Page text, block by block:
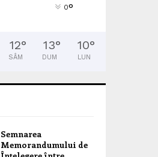
0°
12°
SÂM
13°
DUM
10°
LUN
Semnarea
Memorandumului de